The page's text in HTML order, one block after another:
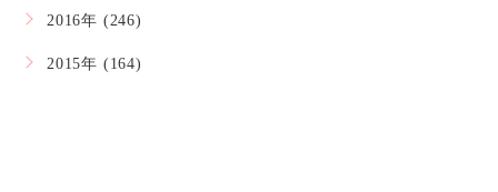
2016年 (246)
2015年 (164)